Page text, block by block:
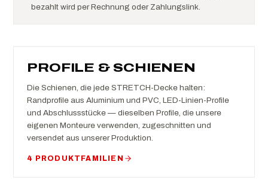
bezahlt wird per Rechnung oder Zahlungslink.
PROFILE & SCHIENEN
Die Schienen, die jede STRETCH-Decke halten:
Randprofile aus Aluminium und PVC, LED-Linien-Profile
und Abschlussstücke — dieselben Profile, die unsere
eigenen Monteure verwenden, zugeschnitten und
versendet aus unserer Produktion.
4 PRODUKTFAMILIEN